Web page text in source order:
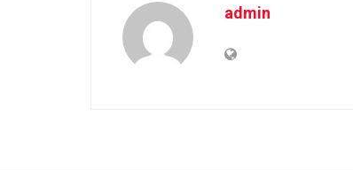
admin